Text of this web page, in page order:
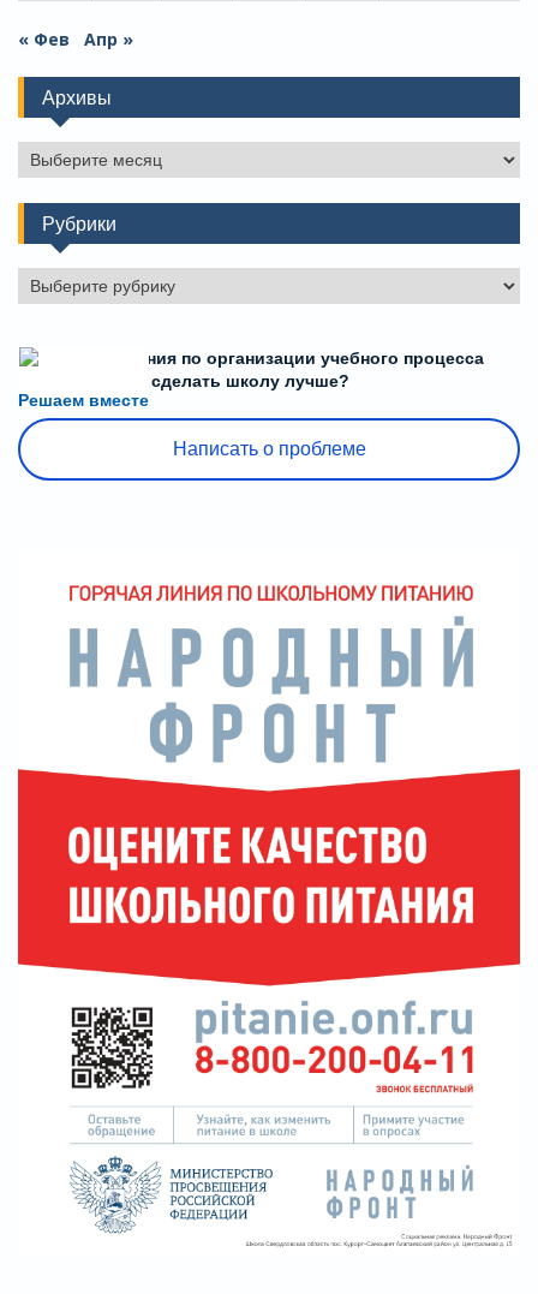
« Фев Апр »
Архивы
Архивы
Рубрики
Рубрики
Решаем вместе
Есть предложения по организации учебного процесса
или знаете, как сделать школу лучше?
Написать о проблеме